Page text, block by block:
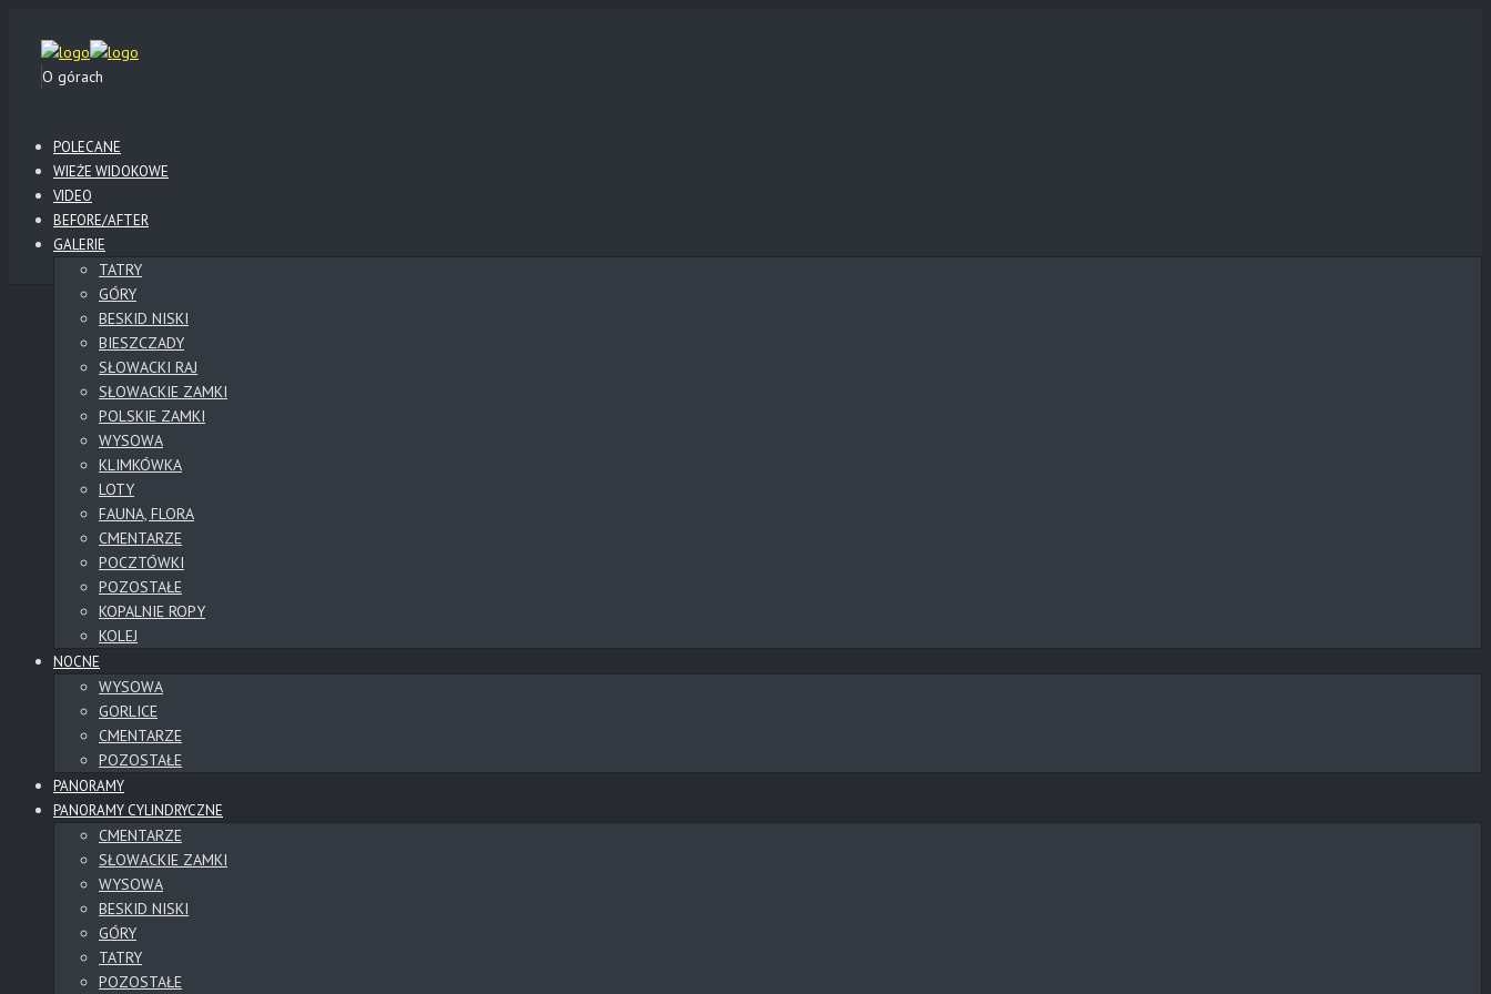
O górach
POLECANE
WIEŻE WIDOKOWE
VIDEO
BEFORE/AFTER
GALERIE
TATRY
GÓRY
BESKID NISKI
BIESZCZADY
SŁOWACKI RAJ
SŁOWACKIE ZAMKI
POLSKIE ZAMKI
WYSOWA
KLIMKÓWKA
LOTY
FAUNA, FLORA
CMENTARZE
POCZTÓWKI
POZOSTAŁE
KOPALNIE ROPY
KOLEJ
NOCNE
WYSOWA
GORLICE
CMENTARZE
POZOSTAŁE
PANORAMY
PANORAMY CYLINDRYCZNE
CMENTARZE
SŁOWACKIE ZAMKI
WYSOWA
BESKID NISKI
GÓRY
TATRY
POZOSTAŁE